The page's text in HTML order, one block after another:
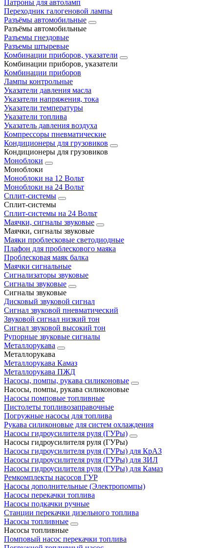
Патроны для автоламп
Переходник галогеновой лампы
Разъёмы автомобильные
Разъёмы автомобильные
Разъемы гнездовые
Разъемы штыревые
Комбинации приборов, указатели
Комбинации приборов, указатели
Комбинации приборов
Лампы контрольные
Указатели давления масла
Указатели напряжения, тока
Указатели температуры
Указатели топлива
Указатель давления воздуха
Компрессоры пневматические
Кондиционеры для грузовиков
Кондиционеры для грузовиков
Моноблоки
Моноблоки
Моноблоки на 12 Вольт
Моноблоки на 24 Вольт
Сплит-системы
Сплит-системы
Сплит‑системы на 24 Вольт
Маячки, сигналы звуковые
Маячки, сигналы звуковые
Маяки проблесковые светодиодные
Плафон для проблескового маяка
Проблесковая маяк балка
Маячки сигнальные
Сигнализаторы звуковые
Сигналы звуковые
Сигналы звуковые
Дисковый звуковой сигнал
Сигнал звуковой пневматический
Звуковой сигнал низкий тон
Сигнал звуковой высокий тон
Рупорные звуковые сигналы
Металлорукава
Металлорукава
Металлорукава Камаз
Металлорукава ПЖД
Насосы, помпы, рукава силиконовые
Насосы, помпы, рукава силиконовые
Насосы помповые топливные
Пистолеты топливозаправочные
Погружные насосы для топлива
Рукава силиконовые для систем охлаждения
Насосы гидроусилителя руля (ГУРы)
Насосы гидроусилителя руля (ГУРы)
Насосы гидроусилителя руля (ГУРы) для КрАЗ
Насосы гидроусилителя руля (ГУРы) для ЗИЛ
Насосы гидроусилителя руля (ГУРы) для Камаз
Ремкомплекты насосов ГУР
Насосы дополнительные (Электропомпы)
Насосы перекачки топлива
Насосы подкачки ручные
Станции перекачки дизельного топлива
Насосы топливные
Насосы топливные
Помповый насос перекачки топлива